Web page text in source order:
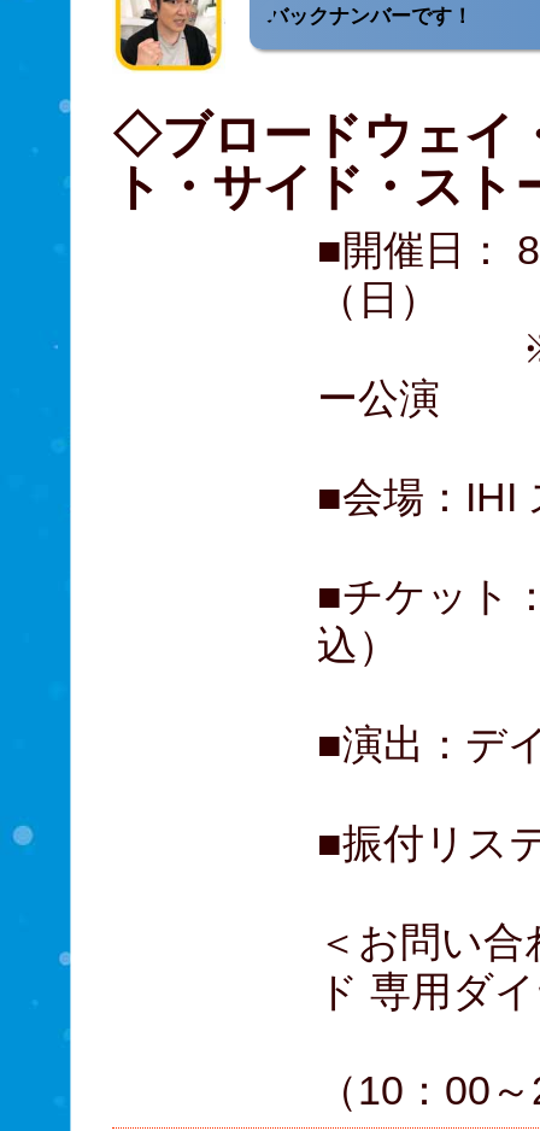
バックナンバーです！
◇ブロードウェイ
ト・サイド・ス
■開催日：
（日）
※8月19
ー公演
■会場：IHI
■チケット
込）
■演出：デ
■振付リス
＜お問い
ド 専用ダ
（10：00